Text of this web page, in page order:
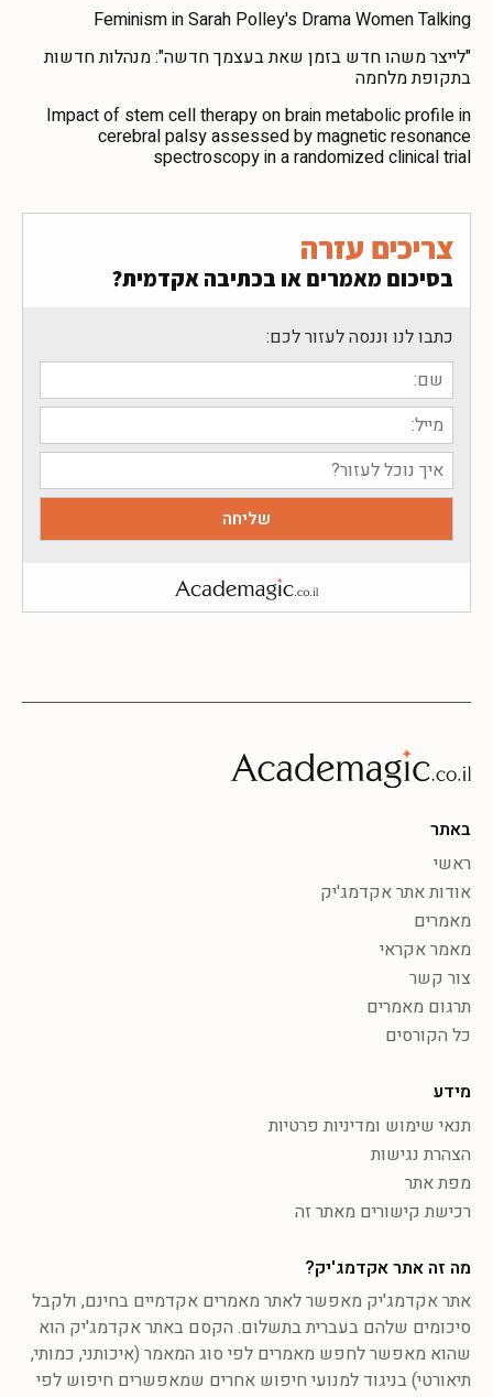
Feminism in Sarah Polley's Drama Women Talking
"לייצר משהו חדש בזמן שאת בעצמך חדשה": מנהלות חדשות
בתקופת מלחמה
Impact of stem cell therapy on brain metabolic profile in
cerebral palsy assessed by magnetic resonance
spectroscopy in a randomized clinical trial
צריכים עזרה
בסיכום מאמרים או בכתיבה אקדמית?
כתבו לנו וננסה לעזור לכם:
באתר
ראשי
אודות אתר אקדמג'יק
מאמרים
מאמר אקראי
צור קשר
תרגום מאמרים
כל הקורסים
מידע
תנאי שימוש ומדיניות פרטיות
הצהרת נגישות
מפת אתר
רכישת קישורים מאתר זה
מה זה אתר אקדמג'יק?
אתר אקדמג'יק מאפשר לאתר מאמרים אקדמיים בחינם, ולקבל
סיכומים שלהם בעברית בתשלום. הקסם באתר אקדמג'יק הוא
שהוא מאפשר לחפש מאמרים לפי סוג המאמר (איכותני, כמותי,
תיאורטי) בניגוד למנועי חיפוש אחרים שמאפשרים חיפוש לפי